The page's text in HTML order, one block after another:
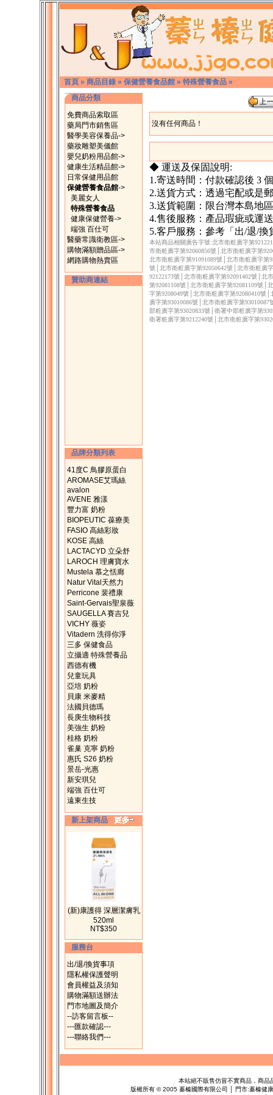
首頁 » 商品目錄 » 保健營養食品館 » 特殊營養食品 »
商品分類
免費商品索取區
藥局門市銷售區
醫學美容保養品->
藥妝雕塑美儀館
嬰兒奶粉用品館->
健康生活精品館->
日常保健用品館
保健營養食品館->
美麗女人
特殊營養食品
健康保健營養->
端強 百仕可
醫藥常識衛教區->
購物滿額贈品區->
網路購物熱賣區
贊助商連結
品牌分類列表
41度C 鳥膠原蛋白
AROMASE艾瑪絲
avalon
AVENE 雅漾
豐力富 奶粉
BIOPEUTIC 葆療美
FASIO 高絲彩妝
KOSE 高絲
LACTACYD 立朵舒
LAROCH 理膚寶水
Mustela 慕之恬廊
Natur Vital天然力
Perricone 裴禮康
Saint-Gervais聖泉薇
SAUGELLA 賽吉兒
VICHY 薇姿
Vitadern 洗得你淨
三多 保健食品
立攝適 特殊營養品
西德有機
兒童玩具
亞培 奶粉
貝康 米麥精
法國貝德瑪
長庚生物科技
美強生 奶粉
桂格 奶粉
雀巢 克寧 奶粉
惠氏 S26 奶粉
景岳-光惠
新安琪兒
端強 百仕可
遠東生技
新上架商品
(新)康護得 深層潔膚乳
520ml
NT$350
服務台
出/退/換貨事項
隱私權保護聲明
會員權益及須知
購物滿額送辦法
門市地圖及簡介
--訪客留言板--
---匯款確認---
---聯絡我們---
沒有任何商品！
◆ 運送及保固說明:
1.寄送時間：付款確認後 3
2.送貨方式：透過宅配或是
3.送貨範圍：限台灣本島地
4.售後服務：產品瑕疵或運
5.客戶服務：參考「出/退/
本站商品相關廣告字號:北市衛粧廣字第
市衛粧廣字第92060856號│北市衛粧廣字第
北市衛粧廣字第91091089號│北市衛粧廣字第
號│北市衛粧廣字第92050642號│北市衛粧廣
92122173號│北市衛粧廣字第92091402號│北
第92081108號│北市衛粧廣字第92081109號│
字第9208049號│北市衛粧廣字第92080410號
廣字第93010086號│北市衛粧廣字第
部粧廣字第93020833號│衛署中部粧廣字第
衛署粧廣字第9212240號│北市衛粧廣字第
本站絕不販售仿冒不實商品，商品
版權所有 ©2005 蓁榛國際有限公司 │ 門市:蓁榛健